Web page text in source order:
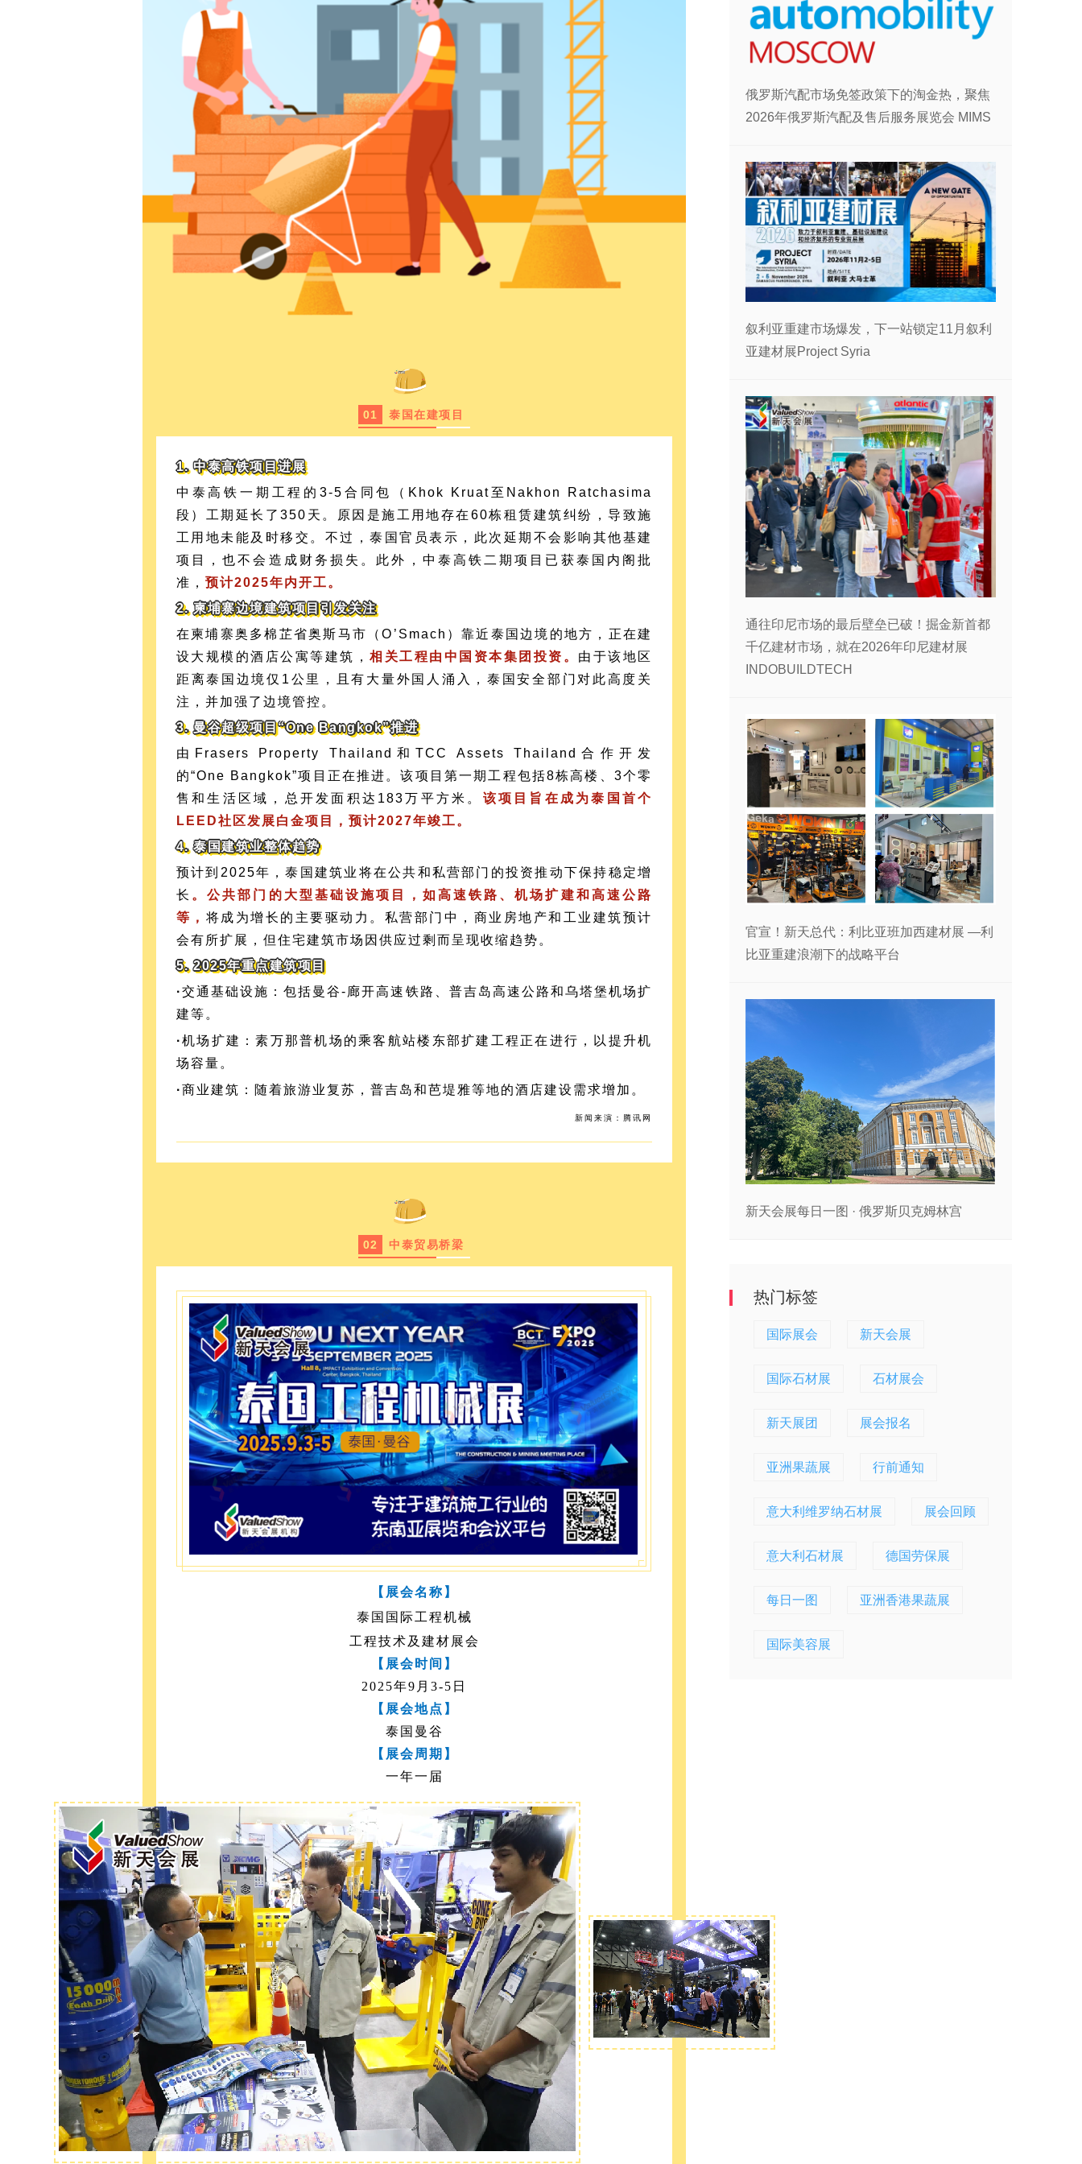
01 泰国在建项目
1. 中泰高铁项目进展
中泰高铁一期工程的3-5合同包（Khok Kruat至Nakhon Ratchasima
段）工期延长了350天。原因是施工用地存在60栋租赁建筑纠纷，导致施
工用地未能及时移交。不过，泰国官员表示，此次延期不会影响其他基建
项目，也不会造成财务损失。此外，中泰高铁二期项目已获泰国内阁批
准， 预计2025年内开工。
2. 柬埔寨边境建筑项目引发关注
在柬埔寨奥多棉芷省奥斯马市（O’Smach）靠近泰国边境的地方，正在建
设大规模的酒店公寓等建筑，相关工程由中国资本集团投资。 由于该地区
距离泰国边境仅1公里，且有大量外国人涌入，泰国安全部门对此高度关
注，并加强了边境管控。
3. 曼谷超级项目“One Bangkok”推进
由Frasers Property Thailand和TCC Assets Thailand合作开发
的“One Bangkok”项目正在推进。该项目第一期工程包括8栋高楼、3个零
售和生活区域，总开发面积达183万平方米。 该项目旨在成为泰国首个
LEED社区发展白金项目，预计2027年竣工。
4. 泰国建筑业整体趋势
预计到2025年，泰国建筑业将在公共和私营部门的投资推动下保持稳定增
长 。公共部门的大型基础设施项目，如高速铁路、机场扩建和高速公路
等， 将成为增长的主要驱动力。私营部门中，商业房地产和工业建筑预计
会有所扩展，但住宅建筑市场因供应过剩而呈现收缩趋势。
5. 2025年重点建筑项目
·交通基础设施：包括曼谷-廊开高速铁路、普吉岛高速公路和乌塔堡机场扩
建等。
·机场扩建：素万那普机场的乘客航站楼东部扩建工程正在进行，以提升机
场容量。
·商业建筑：随着旅游业复苏，普吉岛和芭堤雅等地的酒店建设需求增加。
新闻来演：腾讯网
02 中泰贸易桥梁
【展会名称】
泰国国际工程机械
工程技术及建材展会
【展会时间】
2025年9 月 3-5日
【展会地点】
泰国曼谷
【展会周期 】
一年一届
俄罗斯汽配市场免签政策下的淘金热，聚焦
2026年俄罗斯汽配及售后服务展览会 MIMS
叙利亚重建市场爆发，下一站锁定11月叙利
亚建材展Project Syria
通往印尼市场的最后壁垒已破！掘金新首都
千亿建材市场，就在2026年印尼建材展
INDOBUILDTECH
官宣！新天总代：利比亚班加西建材展 —利
比亚重建浪潮下的战略平台
新天会展每日一图 · 俄罗斯贝克姆林宫
热门标签
国际展会 新天会展
国际石材展 石材展会
新天展团 展会报名
亚洲果蔬展 行前通知
意大利维罗纳石材展 展会回顾
意大利石材展 德国劳保展
每日一图 亚洲香港果蔬展
国际美容展